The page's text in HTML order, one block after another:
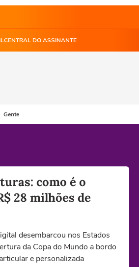
CENTRAL DO ASSINANTE
Gente
como é o
28 milhões de
desembarcou nos Estados
da Copa do Mundo a bordo
e personalizada